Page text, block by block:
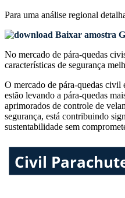
Para uma análise regional
Baixar amostra
No mercado de pára-quedas
características de segurança
O mercado de pára-quedas civil
estão levando a pára-quedas
aprimorados de controle de
segurança, está contribuindo
sustentabilidade sem